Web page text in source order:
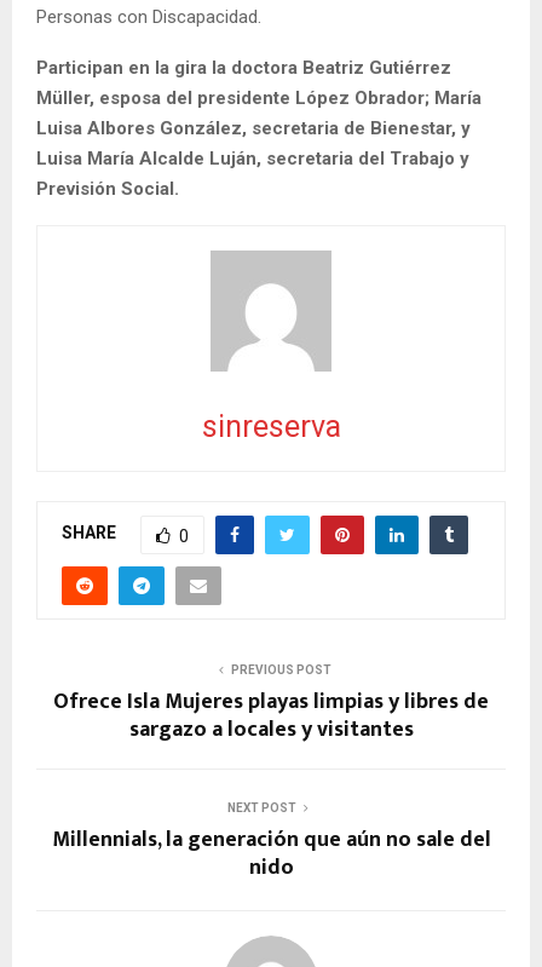
Personas con Discapacidad.
Participan en la gira la doctora Beatriz Gutiérrez
Müller, esposa del presidente López Obrador; María
Luisa Albores González, secretaria de Bienestar, y
Luisa María Alcalde Luján, secretaria del Trabajo y
Previsión Social.
sinreserva
SHARE 0
PREVIOUS POST
Ofrece Isla Mujeres playas limpias y libres de
sargazo a locales y visitantes
NEXT POST
Millennials, la generación que aún no sale del
nido